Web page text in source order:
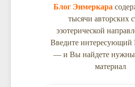
Блог Энмеркара
тысячи авторских
эзотерической
Введите интересующий
— и Вы найдете
материал